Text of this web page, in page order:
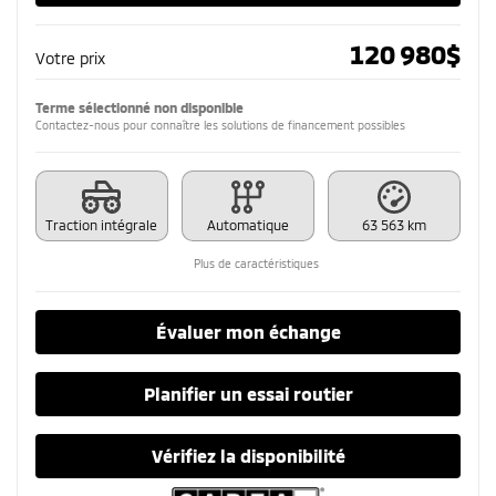
Votre prix 120 980$
Terme sélectionné non disponible
Contactez-nous pour connaître les solutions de financement possibles
Traction intégrale Automatique 63 563 km
Plus de caractéristiques
Évaluer mon échange
Planifier un essai routier
Vérifiez la disponibilité